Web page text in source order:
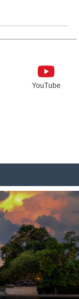
YouTube